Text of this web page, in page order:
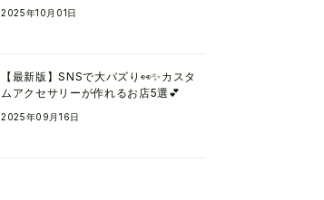
2025年10月01日
【最新版】SNSで大バズり👀✨カスタ
ムアクセサリーが作れるお店5選💕
2025年09月16日